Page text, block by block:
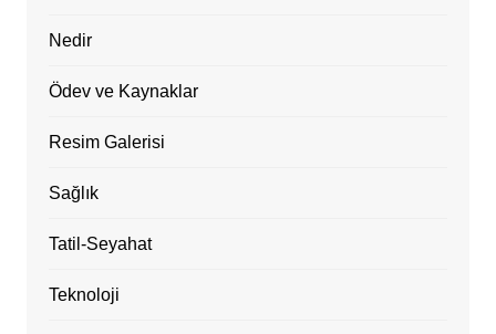
Nedir
Ödev ve Kaynaklar
Resim Galerisi
Sağlık
Tatil-Seyahat
Teknoloji